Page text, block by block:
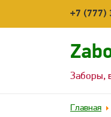
+7 (777)
Заборы,
Главная